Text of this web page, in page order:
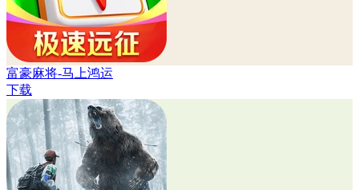
富豪麻将-马上鸿运
下载